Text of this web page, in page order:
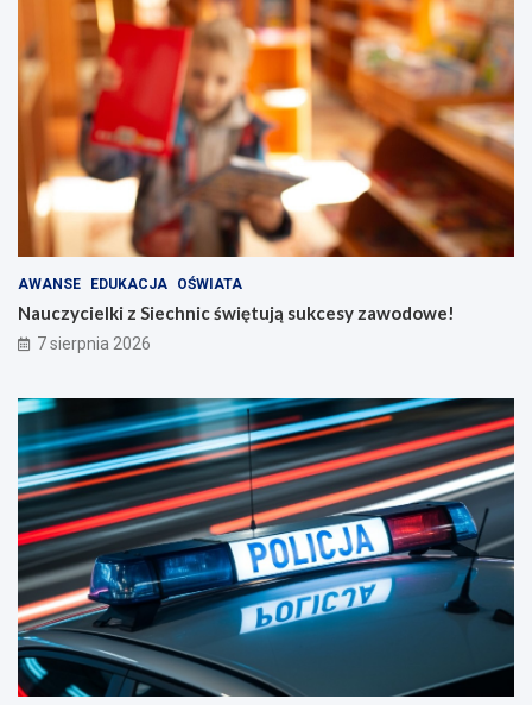
AWANSE EDUKACJA OŚWIATA
Nauczycielki z Siechnic świętują sukcesy zawodowe!
7 sierpnia 2026